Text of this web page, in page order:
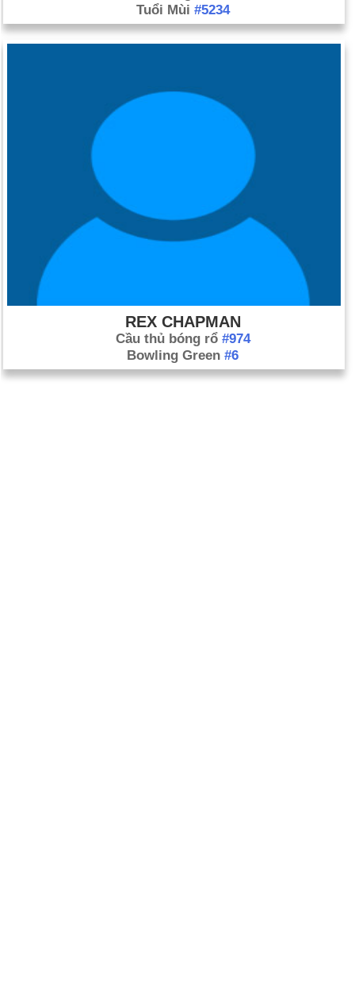
Tuổi Mùi #5234
REX CHAPMAN
Cầu thủ bóng rổ #974
Bowling Green #6